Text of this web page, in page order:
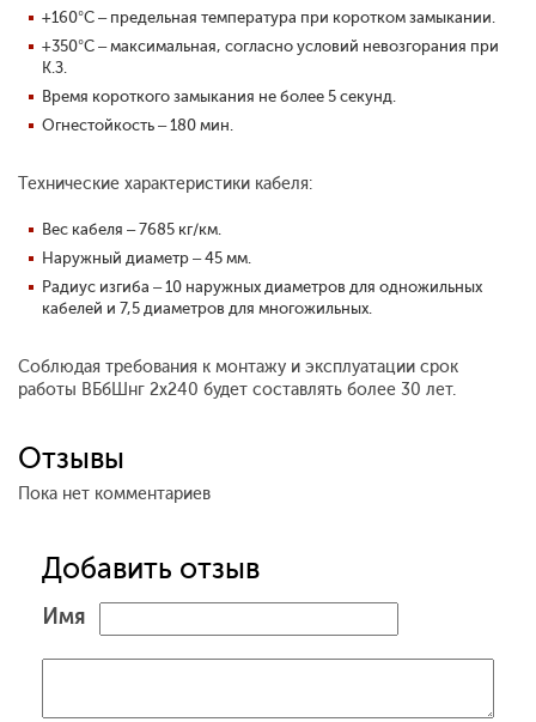
+160°С – предельная температура при коротком замыкании.
+350°С – максимальная, согласно условий невозгорания при
К.З.
Время короткого замыкания не более 5 секунд.
Огнестойкость – 180 мин.
Технические характеристики кабеля:
Вес кабеля – 7685 кг/км.
Наружный диаметр – 45 мм.
Радиус изгиба – 10 наружных диаметров для одножильных
кабелей и 7,5 диаметров для многожильных.
Соблюдая требования к монтажу и эксплуатации срок
работы ВБбШнг 2x240 будет составлять более 30 лет.
Отзывы
Пока нет комментариев
Добавить отзыв
Имя